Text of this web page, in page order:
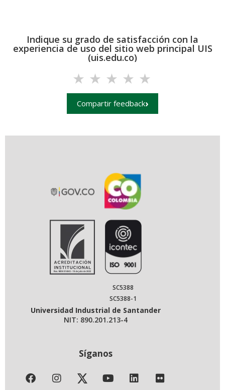
Indique su grado de satisfacción con la
experiencia de uso del sitio web principal UIS
(uis.edu.co)